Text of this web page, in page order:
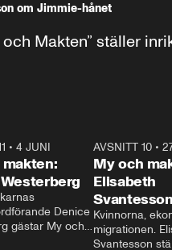
om Jimmie-hånet
och Makten” ställer
23:40
•4 JUNI
Denice
gästar My och
AVSNITT 10 •
My och
Elisabeth
Svantesson
Kvinnorna,
migrationen.
Svantesson